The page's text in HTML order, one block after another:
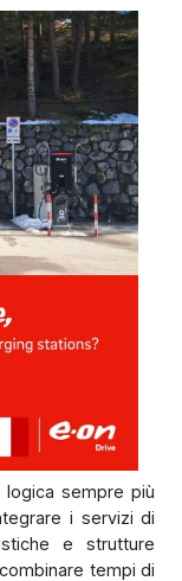
sempre più
i servizi di
e strutture
tempi di